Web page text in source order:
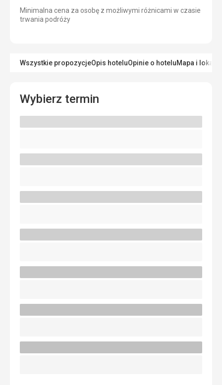
Minimalna cena za osobę z możliwymi różnicami w czasie
trwania podróży
Wszystkie propozycjeOpis hoteluOpinie o hoteluMapa i
Wybierz termin